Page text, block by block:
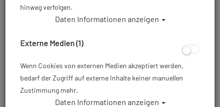
hinweg verfolgen.
Daten Informationen anzeigen
Externe Medien (1)
Wenn Cookies von externen Medien akzeptiert werden,
bedarf der Zugriff auf externe Inhalte keiner manuellen
Zustimmung mehr.
Daten Informationen anzeigen